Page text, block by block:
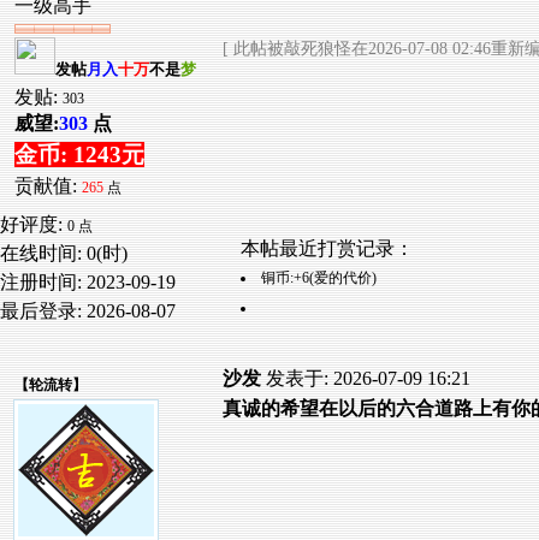
一级高手
发帖月入十万不是梦
发贴: 303
威望:303 点
金币: 1243元
贡献值: 265 点
好评度: 0 点
在线时间: 0(时)
注册时间: 2023-09-19
最后登录: 2026-08-07
[ 此帖被敲死狼怪在2026-07-08 02:46重新
本帖最近打赏记录：
铜币:+6(爱的代价)
【轮流转】 沙发 发表于: 2026-07-09 16:21
真诚的希望在以后的六合道路上有你